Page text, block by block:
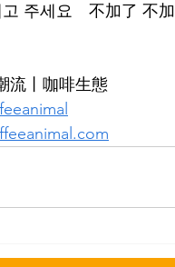
주세요　不加了 不
流丨咖啡生態